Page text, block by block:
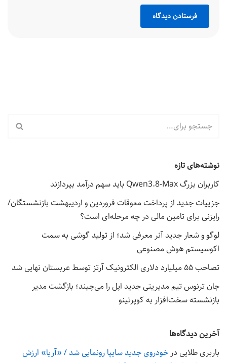
نوشته‌های تازه
کاربران بزرگ Qwen3.8-Max باید سهم درآمد بپردازند
جزییات جدید از پرداخت معوقات فروردین و اردیبهشت بازنشستگان/
رایزنی برای تامین مالی در چه مرحله‌ای است؟
لوگو و شعار جدید آنر معرفی شد؛ از تولید گوشی به سمت
اکوسیستم هوش مصنوعی
تصاحب ۵۵ میلیارد دلاری الکترونیک آرتز توسط عربستان نهایی شد
جان ترنوس تیم مدیریتی جدید اپل را می‌چیند؛ بازگشت مدیر
بازنشسته سخت‌افزار به کوپرتینو
آخرین دیدگاه‌ها
باربری طلایی در خودروی جدید سایپا رونمایی شد / «آریا» ارزش